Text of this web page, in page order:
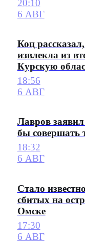
20:10
6 АВГ
Коц
извлекла из
Курскую
18:56
6 АВГ
Лавров
бы совершать
18:32
6 АВГ
Стало
сбитых на
Омске
17:30
6 АВГ